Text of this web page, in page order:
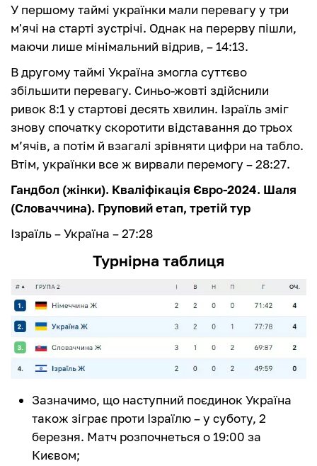
У першому таймі українки мали перевагу у три
м'ячі на старті зустрічі. Однак на перерву пішли,
маючи лише мінімальний відрив, – 14:13.
В другому таймі Україна змогла суттєво
збільшити перевагу. Синьо-жовті здійснили
ривок 8:1 у стартові десять хвилин. Ізраїль зміг
знову спочатку скоротити відставання до трьох
м’ячів, а потім й взагалі зрівняти цифри на табло.
Втім, українки все ж вирвали перемогу – 28:27.
Гандбол (жінки). Кваліфікація Євро-2024. Шаля
(Словаччина). Груповий етап, третій тур
Ізраїль – Україна – 27:28
Турнірна таблиця
Зазначимо, що наступний поєдинок Україна
також зіграє проти Ізраїлю – у суботу, 2
березня. Матч розпочнеться о 19:00 за
Києвом;